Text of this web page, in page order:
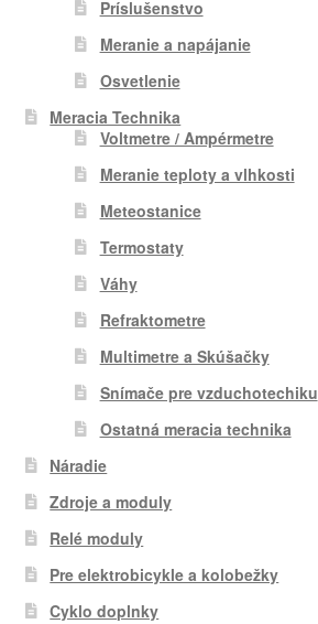
Príslušenstvo
Meranie a napájanie
Osvetlenie
Meracia Technika
Voltmetre / Ampérmetre
Meranie teploty a vlhkosti
Meteostanice
Termostaty
Váhy
Refraktometre
Multimetre a Skúšačky
Snímače pre vzduchotechiku
Ostatná meracia technika
Náradie
Zdroje a moduly
Relé moduly
Pre elektrobicykle a kolobežky
Cyklo doplnky